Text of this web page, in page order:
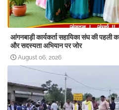
आंगनबाड़ी कार्यकर्ता सहायिका संघ की पहली
और सदस्यता अभियान पर जोर
August 06, 2026